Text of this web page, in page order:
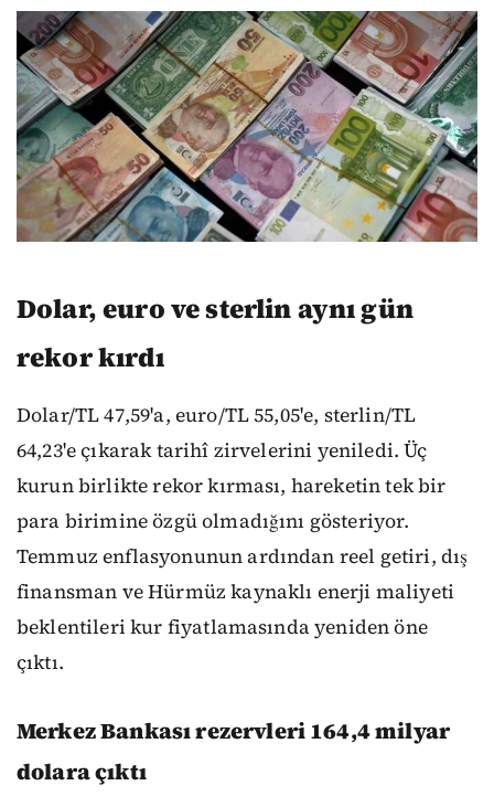
Dolar, euro ve sterlin aynı gün
rekor kırdı
Dolar/TL 47,59'a, euro/TL 55,05'e, sterlin/TL
64,23'e çıkarak tarihî zirvelerini yeniledi. Üç
kurun birlikte rekor kırması, hareketin tek bir
para birimine özgü olmadığını gösteriyor.
Temmuz enflasyonunun ardından reel getiri, dış
finansman ve Hürmüz kaynaklı enerji maliyeti
beklentileri kur fiyatlamasında yeniden öne
çıktı.
Merkez Bankası rezervleri 164,4 milyar
dolara çıktı